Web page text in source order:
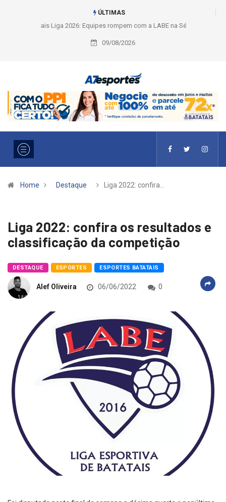
ÚLTIMAS
Liga 2026: Equipes rompem com a LABE na Série Ouro e entidade define
a 2° fase, times e formato
09/08/2026
Home Destaque Liga 2022: confira…
Liga 2022: confira os resultados e
classificação da competição
DESTAQUE ESPORTES ESPORTES BATATAIS
Alef Oliveira 06/06/2022 0